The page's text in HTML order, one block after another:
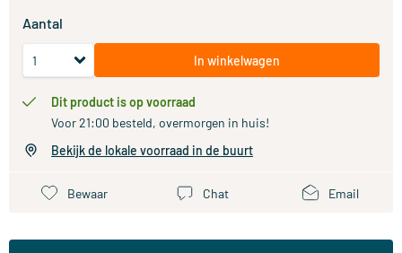
Aantal
In winkelwagen
Dit product is op voorraad
Voor 21:00 besteld, overmorgen in huis!
Bekijk de lokale voorraad in de buurt
Bewaar Chat Email